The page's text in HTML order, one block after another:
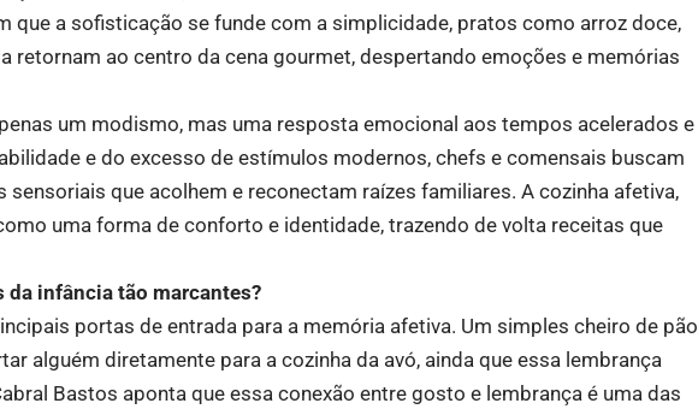
que a sofisticação se funde com a simplicidade, pratos como arroz doce,
retornam ao centro da cena gourmet, despertando emoções e memórias
um modismo, mas uma resposta emocional aos tempos acelerados e
e do excesso de estímulos modernos, chefs e comensais buscam
sensoriais que acolhem e reconectam raízes familiares. A cozinha afetiva,
uma forma de conforto e identidade, trazendo de volta receitas que
da infância tão marcantes?
portas de entrada para a memória afetiva. Um simples cheiro de pão
alguém diretamente para a cozinha da avó, ainda que essa lembrança
Bastos aponta que essa conexão entre gosto e lembrança é uma das